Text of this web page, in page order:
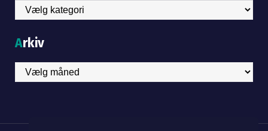
Kategorier
Arkiv
Arkiv